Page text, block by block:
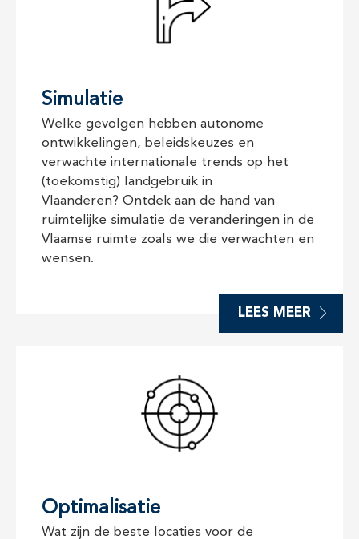
Simulatie
Welke gevolgen hebben autonome
ontwikkelingen, beleidskeuzes en
verwachte internationale trends op het
(toekomstig) landgebruik in
Vlaanderen? Ontdek aan de hand van
ruimtelijke simulatie de veranderingen in de
Vlaamse ruimte zoals we die verwachten en
wensen.
LEES MEER
Optimalisatie
Wat zijn de beste locaties voor de